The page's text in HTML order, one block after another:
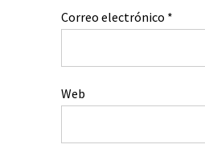
Correo electrónico *
Web